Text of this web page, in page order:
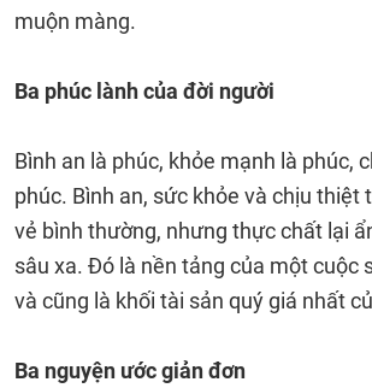
muộn màng.
Ba phúc lành của đời người
Bình an là phúc, khỏe mạnh là phúc,
phúc. Bình an, sức khỏe và chịu thiệt
vẻ bình thường, nhưng thực chất lại
sâu xa. Đó là nền tảng của một cuộc
và cũng là khối tài sản quý giá nhất
Ba nguyện ước giản đơn